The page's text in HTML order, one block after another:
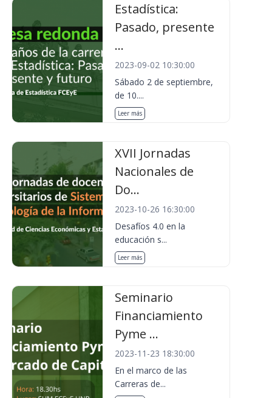
Estadística:
Pasado, presente
...
2023-09-02 10:30:00
Sábado 2 de septiembre,
de 10....
Leer más
XVII Jornadas
Nacionales de
Do...
2023-10-26 16:30:00
Desafíos 4.0 en la
educación s...
Leer más
Seminario
Financiamiento
Pyme ...
2023-11-23 18:30:00
En el marco de las
Carreras de...